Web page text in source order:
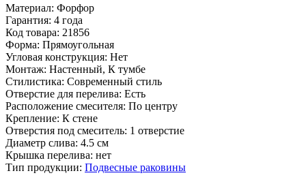
Материал: Форфор
Гарантия: 4 года
Код товара: 21856
Форма: Прямоугольная
Угловая конструкция: Нет
Монтаж: Настенный, К тумбе
Стилистика: Современный стиль
Отверстие для перелива: Есть
Расположение смесителя: По центру
Крепление: К стене
Отверстия под смеситель: 1 отверстие
Диаметр слива: 4.5 см
Крышка перелива: нет
Тип продукции: Подвесные раковины